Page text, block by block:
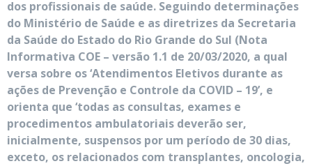
dos profissionais de saúde. Seguindo determinações
do Ministério de Saúde e as diretrizes da Secretaria
da Saúde do Estado do Rio Grande do Sul (Nota
Informativa COE – versão 1.1 de 20/03/2020, a qual
versa sobre os ‘Atendimentos Eletivos durante as
ações de Prevenção e Controle da COVID – 19’, e
orienta que ‘todas as consultas, exames e
procedimentos ambulatoriais deverão ser,
inicialmente, suspensos por um período de 30 dias,
exceto, os relacionados com transplantes, oncologia,